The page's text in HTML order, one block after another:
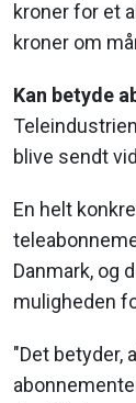
kroner for et
kroner om
Kan betyde
blive sendt
En helt
Danmark, og
muligheden
"Det betyder,